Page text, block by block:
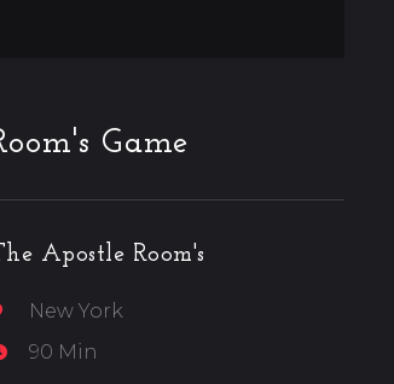
Game
Apostle Room's
New York
90 Min